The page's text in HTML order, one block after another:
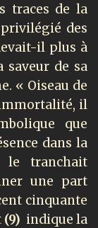
traces de la
des
il plus à
saveur de sa
« Oiseau de
il
que
dans la
le tranchait
une part
cinquante
(9) indique la